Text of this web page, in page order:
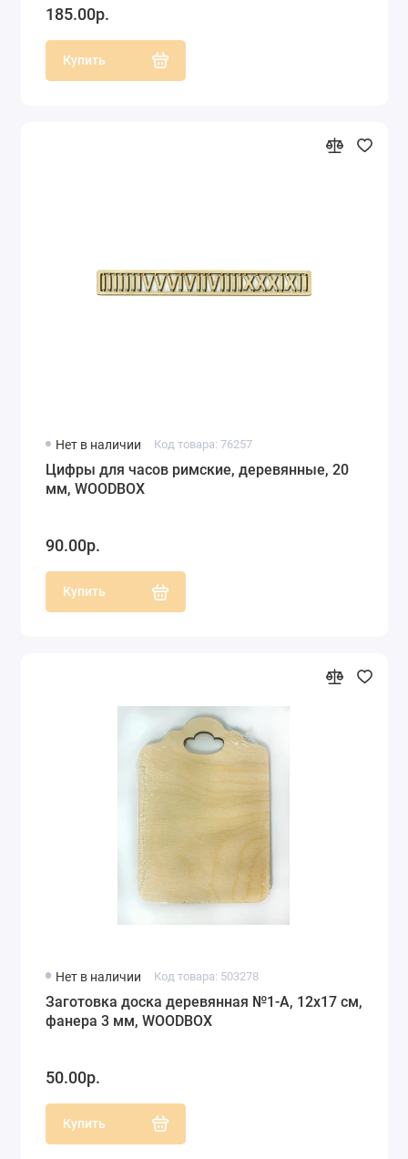
185.00р.
Купить
Нет в наличии Код товара: 76257
Цифры для часов римские, деревянные, 20
мм, WOODBOX
90.00р.
Купить
Нет в наличии Код товара: 503278
Заготовка доска деревянная №1-А, 12х17 см,
фанера 3 мм, WOODBOX
50.00р.
Купить